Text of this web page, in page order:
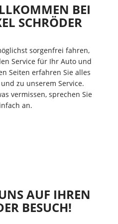
BEI
SCHRÖDER
sorgenfrei fahren,
Service für Ihr Auto und
Seiten erfahren Sie alles
zu unserem Service.
vermissen, sprechen Sie
an.
AUF IHREN
BESUCH!